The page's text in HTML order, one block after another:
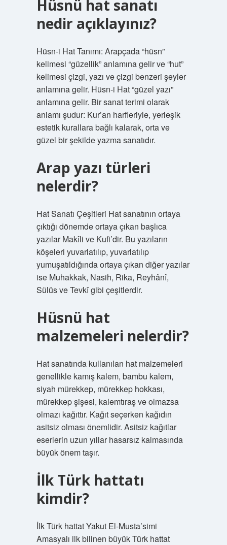
Hüsnü hat sanatı
nedir açıklayınız?
Hüsn-i Hat Tanımı: Arapçada “hüsn”
kelimesi “güzellik” anlamına gelir ve “hut”
kelimesi çizgi, yazı ve çizgi benzeri şeyler
anlamına gelir. Hüsn-i Hat “güzel yazı”
anlamına gelir. Bir sanat terimi olarak
anlamı şudur: Kur’an harfleriyle, yerleşik
estetik kurallara bağlı kalarak, orta ve
güzel bir şekilde yazma sanatıdır.
Arap yazı türleri
nelerdir?
Hat Sanatı Çeşitleri Hat sanatının ortaya
çıktığı dönemde ortaya çıkan başlıca
yazılar Makîli ve Kufi’dir. Bu yazıların
köşeleri yuvarlatılıp, yuvarlatılıp
yumuşatıldığında ortaya çıkan diğer yazılar
ise Muhakkak, Nasih, Rika, Reyhânî,
Sülüs ve Tevkî gibi çeşitlerdir.
Hüsnü hat
malzemeleri nelerdir?
Hat sanatında kullanılan hat malzemeleri
genellikle kamış kalem, bambu kalem,
siyah mürekkep, mürekkep hokkası,
mürekkep şişesi, kalemtıraş ve olmazsa
olmazı kağıttır. Kağıt seçerken kağıdın
asitsiz olması önemlidir. Asitsiz kağıtlar
eserlerin uzun yıllar hasarsız kalmasında
büyük önem taşır.
İlk Türk hattatı
kimdir?
İlk Türk hattat Yakut El-Musta’simi
Amasyalı ilk bilinen büyük Türk hattat